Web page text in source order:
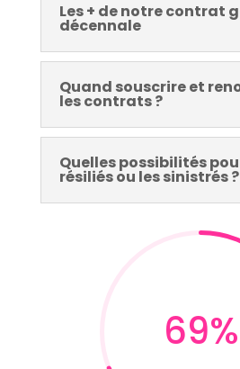
Les + de notre contrat
décennale
Quand souscrire et
les contrats ?
Quelles possibilités
résiliés ou les sinistrés ?
69%